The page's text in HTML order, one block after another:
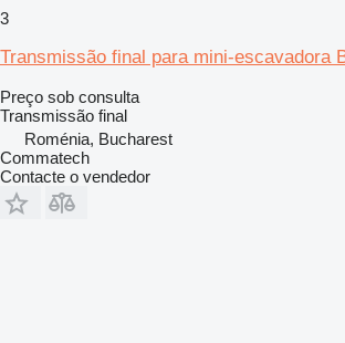
3
Transmissão final para mini-escavadora
Preço sob consulta
Transmissão final
Roménia, Bucharest
Commatech
Contacte o vendedor